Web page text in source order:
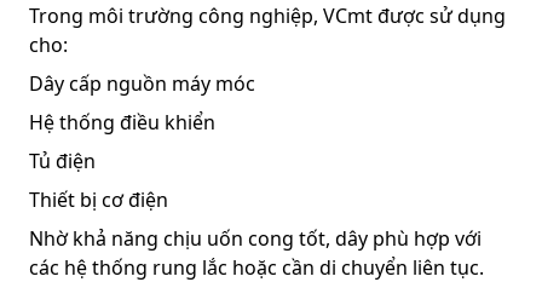
Trong môi trường công nghiệp, VCmt được sử dụng
cho:
Dây cấp nguồn máy móc
Hệ thống điều khiển
Tủ điện
Thiết bị cơ điện
Nhờ khả năng chịu uốn cong tốt, dây phù hợp với
các hệ thống rung lắc hoặc cần di chuyển liên tục.